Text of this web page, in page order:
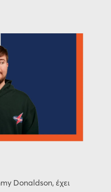
Donaldson, έχει